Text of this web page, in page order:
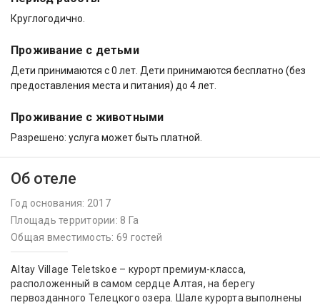
Круглогодично.
Проживание с детьми
Дети принимаются с 0 лет. Дети принимаются бесплатно (без
предоставления места и питания) до 4 лет.
Проживание с животными
Разрешено: услуга может быть платной.
Об отеле
Год основания: 2017
Площадь территории: 8 Га
Общая вместимость: 69 гостей
Altay Village Teletskoe – курорт премиум-класса,
расположенный в самом сердце Алтая, на берегу
первозданного Телецкого озера. Шале курорта выполнены